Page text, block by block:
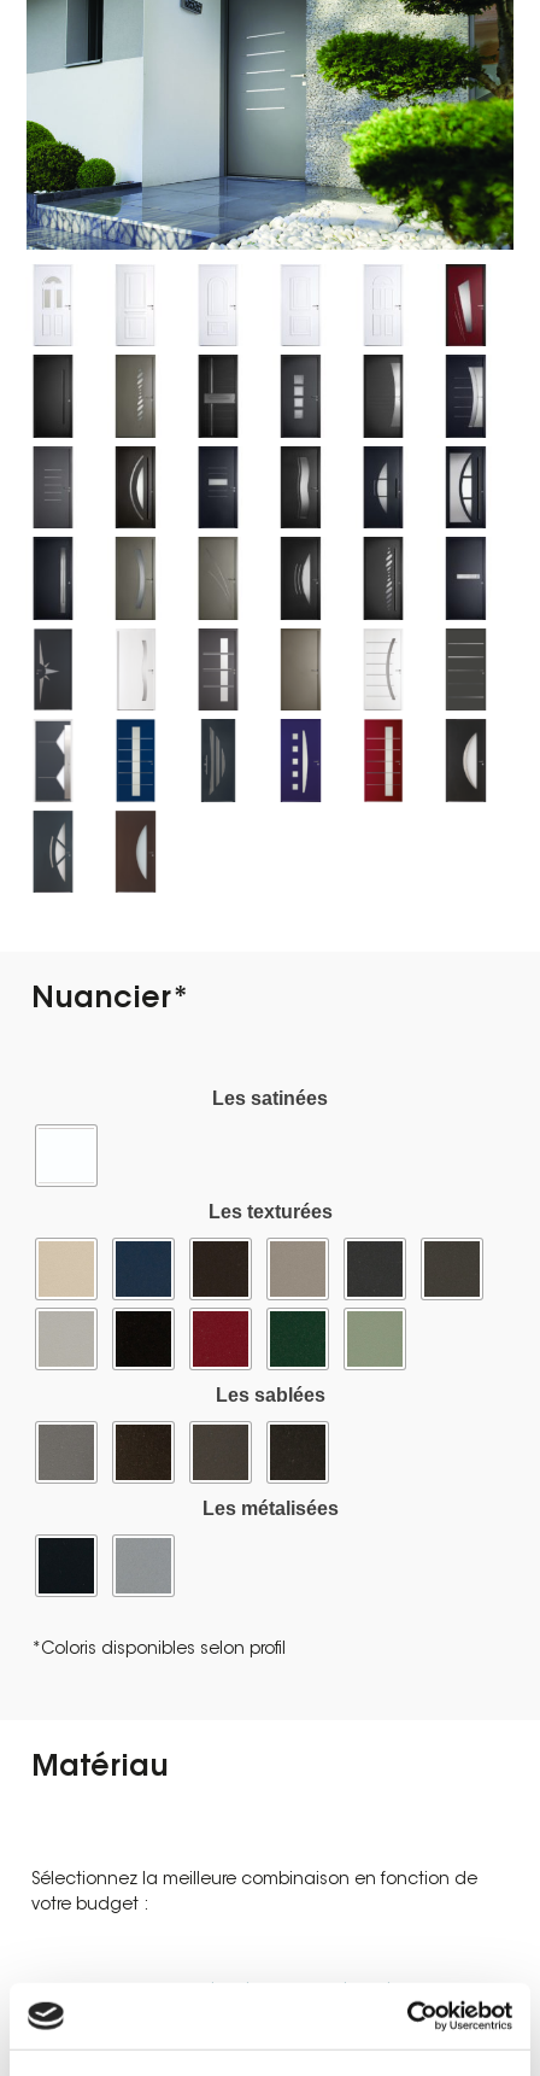
Nuancier*
Les satinées
Les texturées
Les sablées
Les métalisées
*Coloris disponibles selon profil
Matériau
Sélectionnez la meilleure combinaison en fonction de
votre budget :